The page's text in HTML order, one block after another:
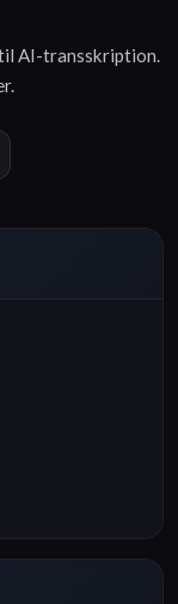
AI-transskription.
.